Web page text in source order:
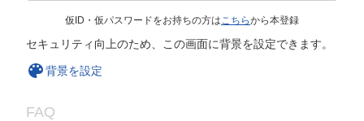
仮ID・仮パスワードをお持ちの方はこちらから本登録
セキュリティ向上のため、この画面に背景を設定できます。
背景を設定
FAQ